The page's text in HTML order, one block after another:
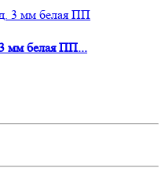
3 мм белая ПП...